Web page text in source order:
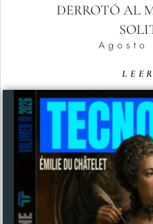
DERROTÓ AL
Agosto